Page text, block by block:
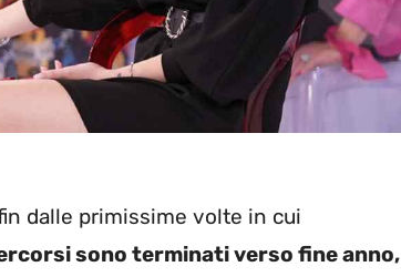
dalle primissime volte in cui
sono terminati verso fine anno,